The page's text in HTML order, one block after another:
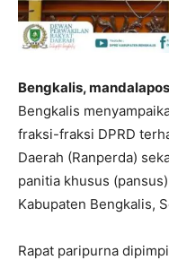
Bengkalis,
Bengkalis
fraksi-fraksi DPRD
Daerah (Ranperda)
panitia khusus
Kabupaten Bengkalis,
Rapat paripurna